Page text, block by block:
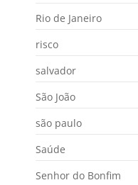
Rio de Janeiro
risco
salvador
São João
são paulo
Saúde
Senhor do Bonfim